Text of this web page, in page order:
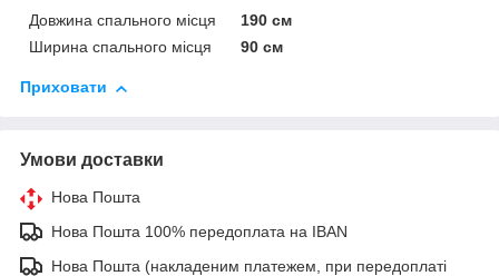
Довжина спального місця
190 см
Ширина спального місця
90 см
Приховати
Умови доставки
Нова Пошта
Нова Пошта 100% передоплата на IBAN
Нова Пошта (накладеним платежем, при передоплаті